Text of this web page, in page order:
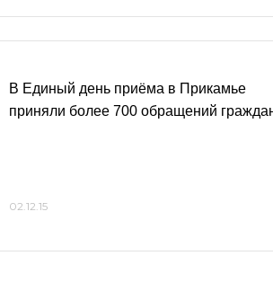
В Единый день приёма в Прикамье
приняли более 700 обращений
02.12.15